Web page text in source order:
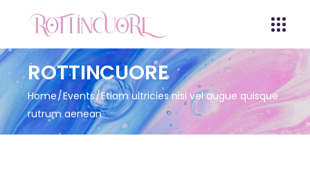
ROTTINCUORE
Home Events Etiam ultricies nisi vel augue quisque
rutrum aenean